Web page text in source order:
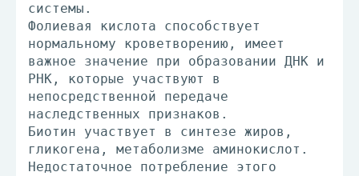
системы.
Фолиевая кислота способствует
нормальному кроветворению, имеет
важное значение при образовании ДНК и
РНК, которые участвуют в
непосредственной передаче
наследственных признаков.
Биотин участвует в синтезе жиров,
гликогена, метаболизме аминокислот.
Недостаточное потребление этого